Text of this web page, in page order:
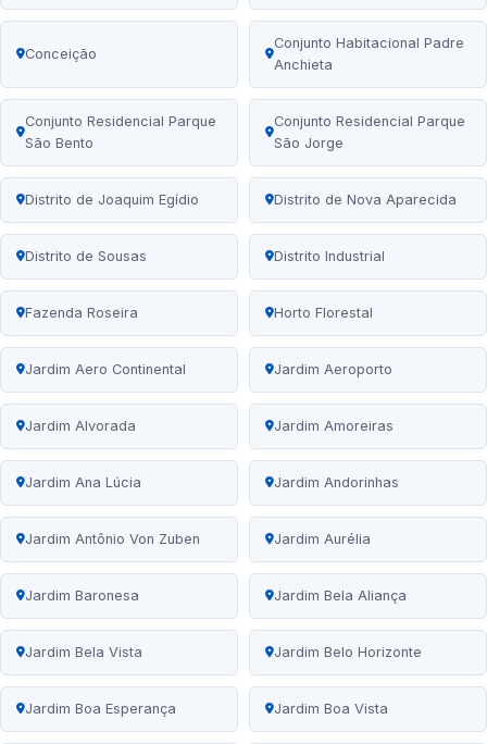
Conceição
Conjunto Habitacional Padre
Anchieta
Conjunto Residencial Parque
São Bento
Conjunto Residencial Parque
São Jorge
Distrito de Joaquim Egídio Distrito de Nova Aparecida
Distrito de Sousas Distrito Industrial
Fazenda Roseira Horto Florestal
Jardim Aero Continental Jardim Aeroporto
Jardim Alvorada Jardim Amoreiras
Jardim Ana Lúcia Jardim Andorinhas
Jardim Antônio Von Zuben Jardim Aurélia
Jardim Baronesa Jardim Bela Aliança
Jardim Bela Vista Jardim Belo Horizonte
Jardim Boa Esperança Jardim Boa Vista